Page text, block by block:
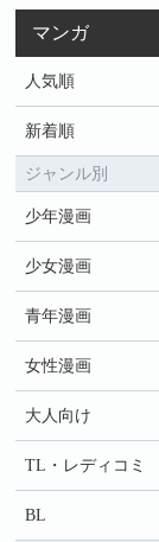
マンガ
人気順
新着順
ジャンル別
少年漫画
少女漫画
青年漫画
女性漫画
大人向け
TL・レディコミ
BL